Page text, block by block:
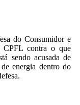
do Consumidor e
CPFL contra o que
sendo acusada de
energia dentro do